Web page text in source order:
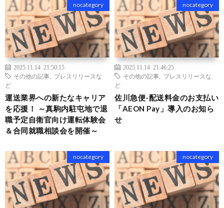
nocategory
2025.11.14 21:50:15
その他の記事
プレスリリースな
ど
運送業界への新たなキャリア
を応援！ ～真駒内駐屯地で退
職予定自衛官向け運転体験会
＆合同就職相談会を開催～
nocategory
2025.11.14 21:46:25
その他の記事
プレスリリースな
ど
佐川急便-配送料金のお支払い
「AEON Pay」導入のお知ら
せ
nocategory nocategory